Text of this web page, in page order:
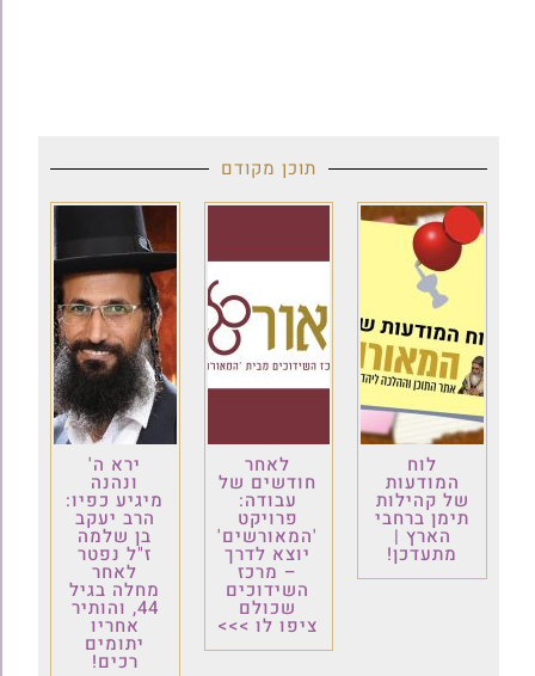
תוכן מקודם
לוח
המודעות
של קהילות
תימן ברחבי
הארץ |
מתעדכן!
לאחר
חודשים של
עבודה:
פרויקט
'המאורשים'
יוצא לדרך
– מרכז
השידוכים
שכולם
ציפו לו >>>
ירא ה'
ונהנה
מיגיע כפיו:
הרב יעקב
בן שלמה
ז"ל נפטר
לאחר
מחלה בגיל
44, והותיר
אחריו
יתומים
רכים!